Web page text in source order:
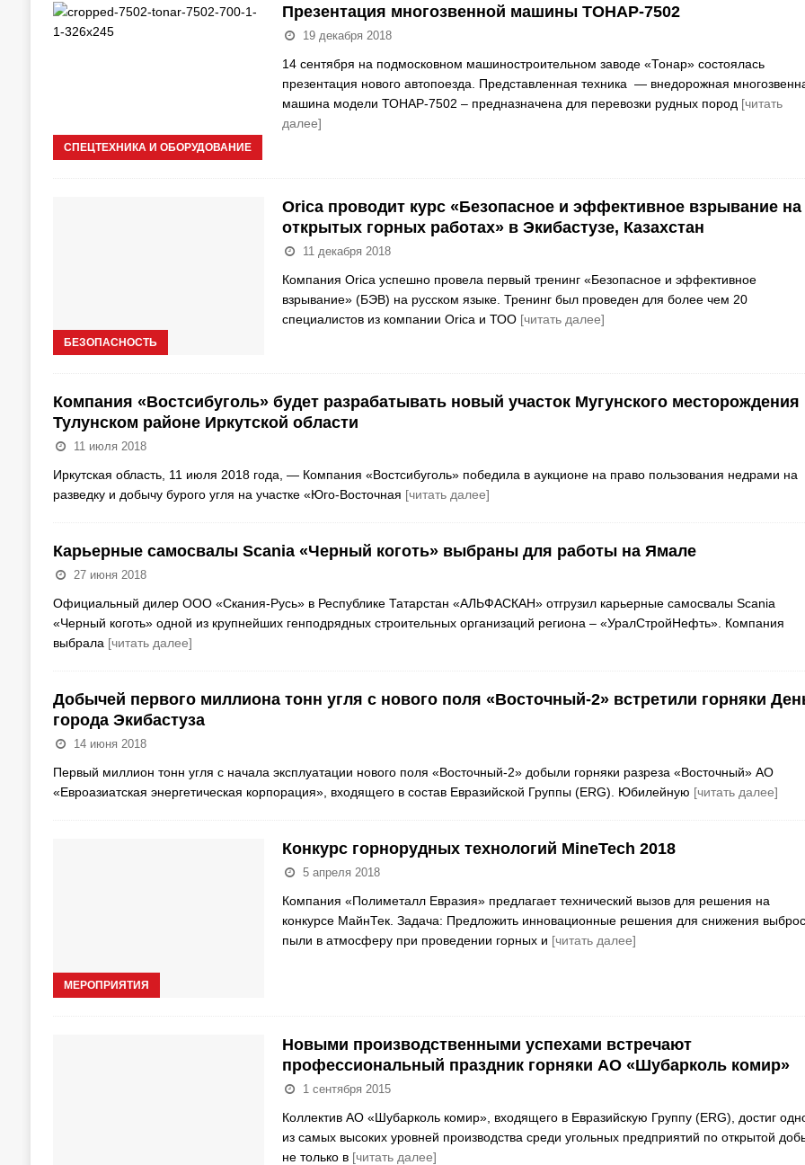
СПЕЦТЕХНИКА И ОБОРУДОВАНИЕ
Презентация многозвенной машины ТОНАР-7502
19 декабря 2018
14 сентября на подмосковном машиностроительном заводе «Тонар» состоялась
презентация нового автопоезда. Представленная техника — внедорожная
машина модели ТОНАР-7502 – предназначена для перевозки рудных пород [читать
далее]
БЕЗОПАСНОСТЬ
Orica проводит курс «Безопасное и эффективное взрывание на
открытых горных работах» в Экибастузе, Казахстан
11 декабря 2018
Компания Orica успешно провела первый тренинг «Безопасное и эффективное
взрывание» (БЭВ) на русском языке. Тренинг был проведен для более чем 20
специалистов из компании Orica и ТОО [читать далее]
Компания «Востсибуголь» будет разрабатывать новый участок Мугунского месторождения
Тулунском районе Иркутской области
11 июля 2018
Иркутская область, 11 июля 2018 года, — Компания «Востсибуголь» победила в аукционе на право пользования недрами на
разведку и добычу бурого угля на участке «Юго-Восточная [читать далее]
Карьерные самосвалы Scania «Черный коготь» выбраны для работы на Ямале
27 июня 2018
Официальный дилер ООО «Скания-Русь» в Республике Татарстан «АЛЬФАСКАН» отгрузил карьерные самосвалы Scania
«Черный коготь» одной из крупнейших генподрядных строительных организаций региона – «УралСтройНефть». Компания
выбрала [читать далее]
Добычей первого миллиона тонн угля с нового поля «Восточный-2» встретили горняки
города Экибастуза
14 июня 2018
Первый миллион тонн угля с начала эксплуатации нового поля «Восточный-2» добыли горняки разреза «Восточный» АО
«Евроазиатская энергетическая корпорация», входящего в состав Евразийской Группы (ERG). Юбилейную [читать далее]
МЕРОПРИЯТИЯ
Конкурс горнорудных технологий MineTech 2018
5 апреля 2018
Компания «Полиметалл Евразия» предлагает технический вызов для решения на
конкурсе МайнТек. Задача: Предложить инновационные решения для снижения
пыли в атмосферу при проведении горных и [читать далее]
Новыми производственными успехами встречают
профессиональный праздник горняки АО «Шубарколь комир»
1 сентября 2015
Коллектив АО «Шубарколь комир», входящего в Евразийскую Группу (ERG), достиг
из самых высоких уровней производства среди угольных предприятий по открытой
не только в [читать далее]